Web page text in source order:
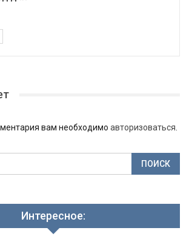
вам необходимо авторизоваться
Интересное: